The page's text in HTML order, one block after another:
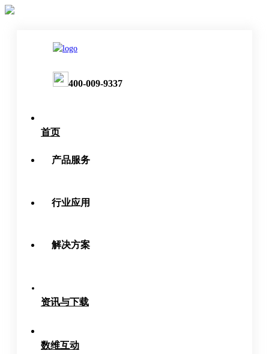
400-009-9337
首页
产品服务
行业应用
解决方案
资讯与下载
数维互动